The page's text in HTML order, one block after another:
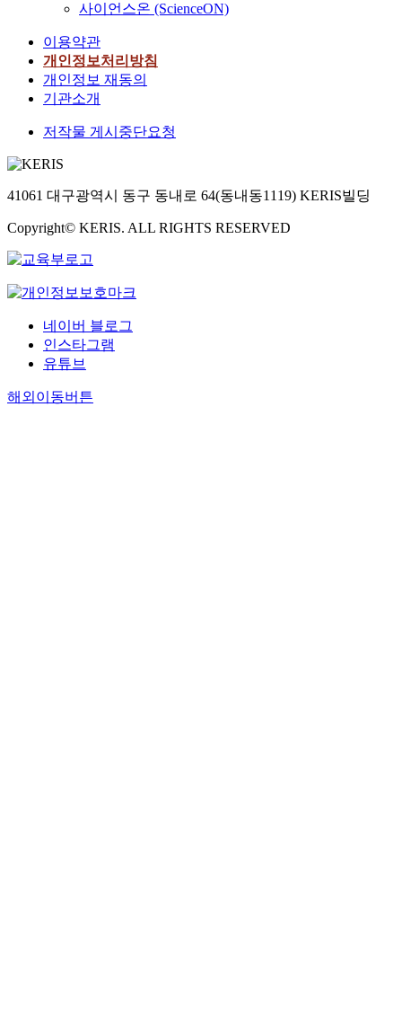
사이언스온 (ScienceON)
이용약관
개인정보처리방침
개인정보 재동의
기관소개
저작물 게시중단요청
41061 대구광역시 동구 동내로 64(동내동1119) KERIS빌딩
Copyright© KERIS. ALL RIGHTS RESERVED
네이버 블로그
인스타그램
유튜브
해외이동버튼